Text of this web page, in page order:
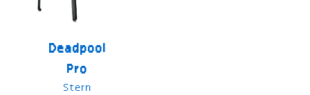
Deadpool
Pro
Stern